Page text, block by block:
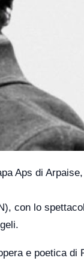
Aps di
con lo
e poetica di